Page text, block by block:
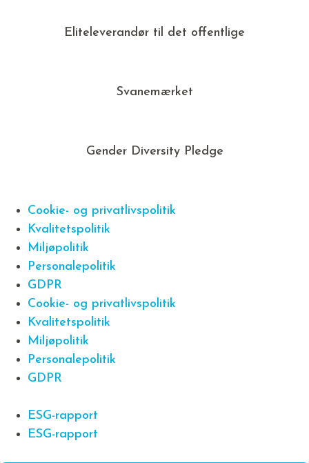
Eliteleverandør til det offentlige
Svanemærket
Gender Diversity Pledge
Cookie- og privatlivspolitik
Kvalitetspolitik
Miljøpolitik
Personalepolitik
GDPR
Cookie- og privatlivspolitik
Kvalitetspolitik
Miljøpolitik
Personalepolitik
GDPR
ESG-rapport
ESG-rapport